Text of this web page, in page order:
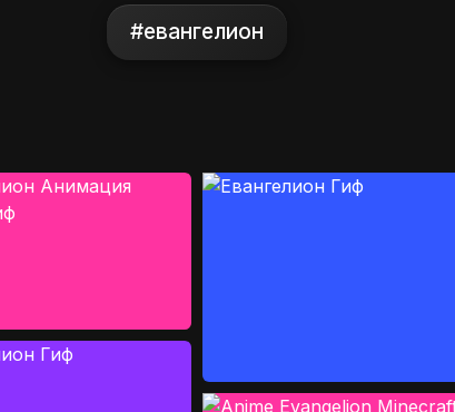
#евангелион